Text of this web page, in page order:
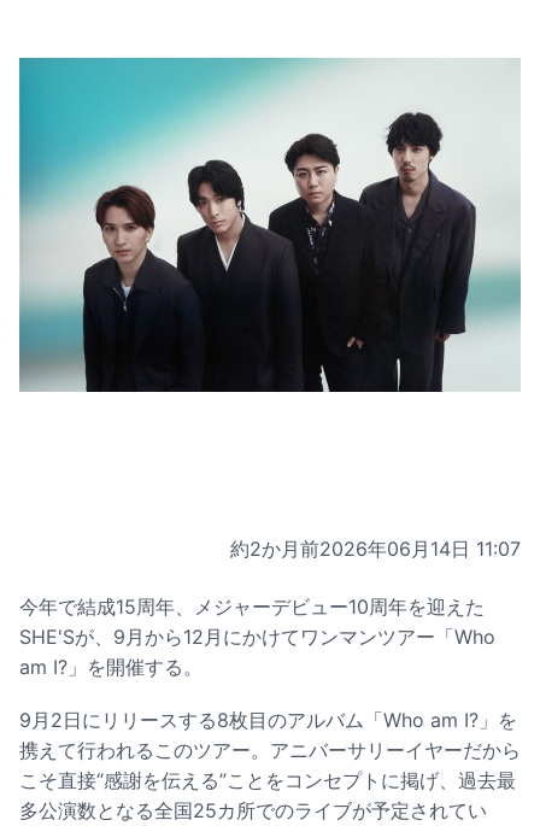
約2か月前2026年06月14日 11:07
今年で結成15周年、メジャーデビュー10周年を迎えた
SHE'Sが、9月から12月にかけてワンマンツアー「Who
am I?」を開催する。
9月2日にリリースする8枚目のアルバム「Who am I?」を
携えて行われるこのツアー。アニバーサリーイヤーだから
こそ直接“感謝を伝える”ことをコンセプトに掲げ、過去最
多公演数となる全国25カ所でのライブが予定されてい